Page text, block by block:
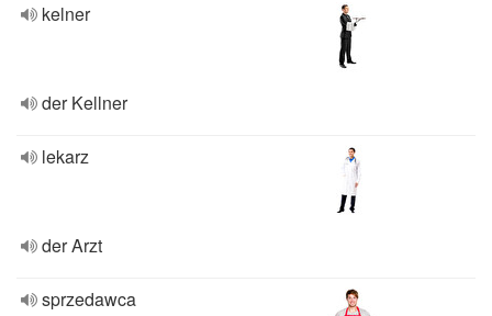
kelner
der Kellner
lekarz
der Arzt
sprzedawca